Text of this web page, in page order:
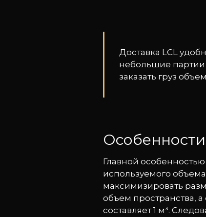
Доставка LCL
небольшие партии
заказать груз
Главной
используемого
максимизировать
объем пространства,
составляет 1 м³.